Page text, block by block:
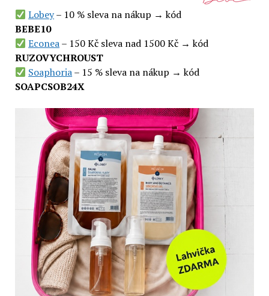
Lobey– 10 % sleva na nákup → kód
BEBE10
Econea– 150 Kč sleva nad 1500 Kč → kód
RUZOVYCHROUST
Soaphoria– 15 % sleva na nákup → kód
SOAPCSOB24X